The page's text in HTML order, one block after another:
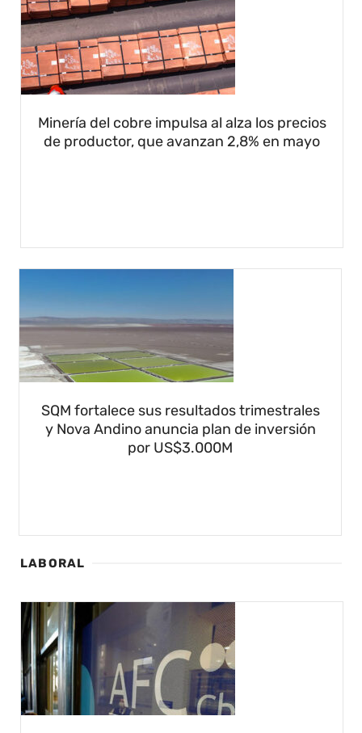
Minería del cobre impulsa al alza los precios
de productor, que avanzan 2,8% en mayo
SQM fortalece sus resultados trimestrales
y Nova Andino anuncia plan de inversión
por US$3.000M
LABORAL